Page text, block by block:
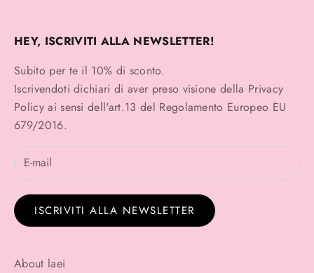
HEY, ISCRIVITI ALLA NEWSLETTER!
Subito per te il 10% di sconto.
Iscrivendoti dichiari di aver preso visione della Privacy
Policyai sensi dell'art.13 del Regolamento Europeo EU
679/2016.
ISCRIVITI ALLA NEWSLETTER
About laei